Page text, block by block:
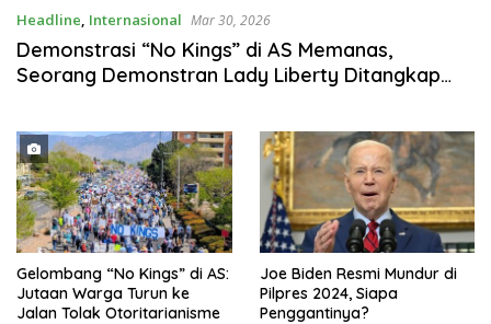
Headline, Internasional Mar 30, 2026
Demonstrasi “No Kings” di AS Memanas,
Seorang Demonstran Lady Liberty Ditangkap
Gelombang “No Kings” di AS:
Jutaan Warga Turun ke
Jalan Tolak Otoritarianisme
Joe Biden Resmi Mundur di
Pilpres 2024, Siapa
Penggantinya?